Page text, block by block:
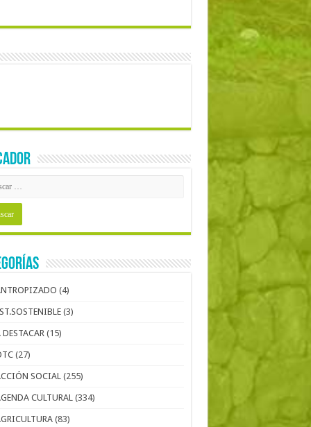
(4)
(3)
DESTACAR (15)
(27)
SOCIAL (255)
CULTURAL (334)
(83)